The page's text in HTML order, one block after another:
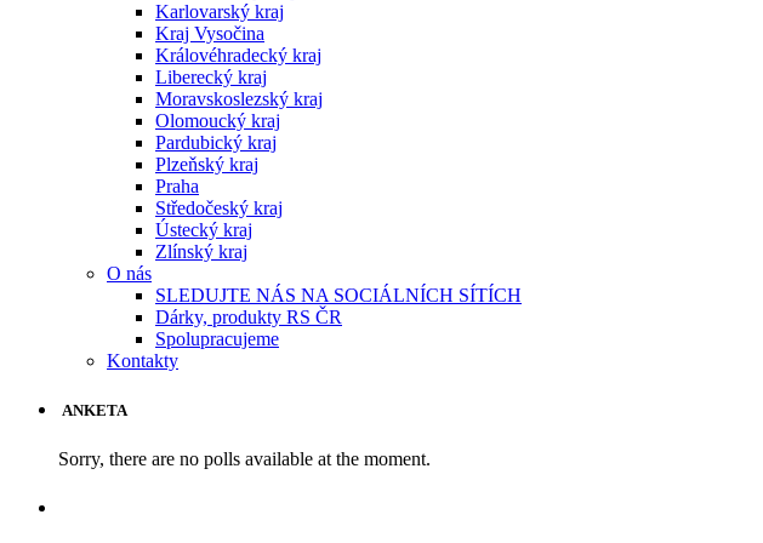
Karlovarský kraj
Kraj Vysočina
Královéhradecký kraj
Liberecký kraj
Moravskoslezský kraj
Olomoucký kraj
Pardubický kraj
Plzeňský kraj
Praha
Středočeský kraj
Ústecký kraj
Zlínský kraj
O nás
SLEDUJTE NÁS NA SOCIÁLNÍCH SÍTÍCH
Dárky, produkty RS ČR
Spolupracujeme
Kontakty
ANKETA
Sorry, there are no polls available at the moment.